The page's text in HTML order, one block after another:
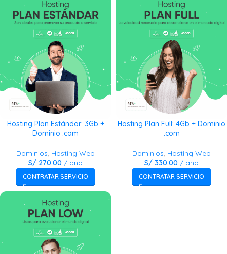
Hosting Plan Estándar: 3Gb +
Dominio .com
Dominios, Hosting Web
S/ 270.00 / año
CONTRATAR SERVICIO
Hosting Plan Full: 4Gb + Dominio
.com
Dominios, Hosting Web
S/ 330.00 / año
CONTRATAR SERVICIO